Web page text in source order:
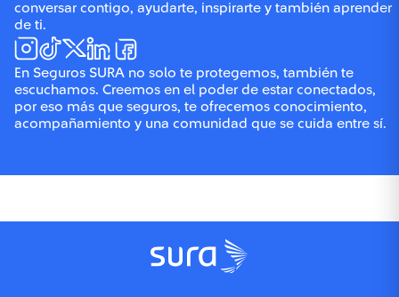
conversar contigo, ayudarte, inspirarte y también aprender
de ti.
En Seguros SURA no solo te protegemos, también te
escuchamos. Creemos en el poder de estar conectados,
por eso más que seguros, te ofrecemos conocimiento,
acompañamiento y una comunidad que se cuida entre sí.